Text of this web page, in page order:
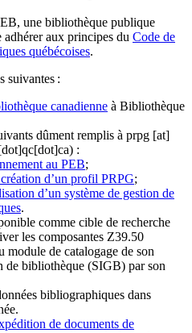
une bibliothèque publique
aux principes du Code de
québécoises.
suivantes :
canadienne à Bibliothèque
dûment remplis à prpg [at]
:
au PEB;
d’un profil PRPG;
d’un système de gestion de
.
comme cible de recherche
les composantes Z39.50
module de catalogage de son
de bibliothèque (SIGB) par son
bibliographiques dans
de documents de